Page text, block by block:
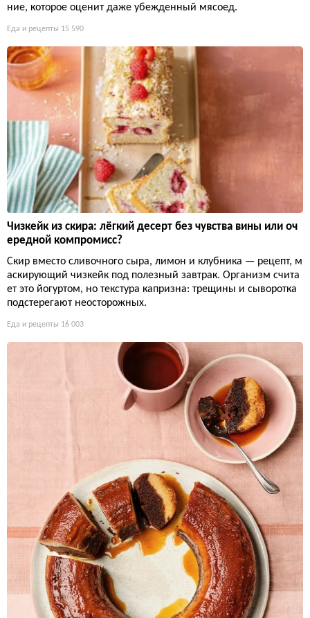
ние, которое оценит даже убежденный мясоед.
Еда и рецепты 15 590
Чизкейк из скира: лёгкий десерт без чувства вины или оч
ередной компромисс?
Скир вместо сливочного сыра, лимон и клубника — рецепт, м
аскирующий чизкейк под полезный завтрак. Организм счита
ет это йогуртом, но текстура капризна: трещины и сыворотка
подстерегают неосторожных.
Еда и рецепты 16 003